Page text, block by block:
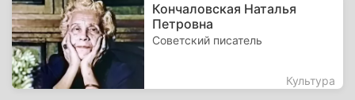
Кончаловская Наталья
Петровна
Советский писатель
Культура